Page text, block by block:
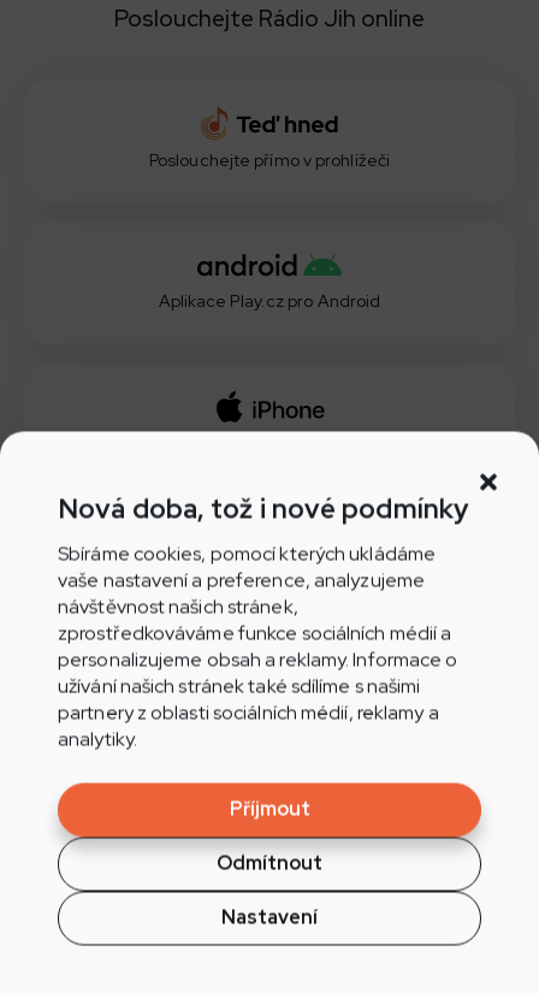
Nová doba, tož i nové podmínky
Sbíráme cookies, pomocí kterých ukládáme
vaše nastavení a preference, analyzujeme
návštěvnost našich stránek,
zprostředkováváme funkce sociálních médií a
personalizujeme obsah a reklamy. Informace o
užívání našich stránek také sdílíme s našimi
partnery z oblasti sociálních médií, reklamy a
analytiky.
Příjmout
Odmítnout
Nastavení
Poslouchejte Rádio Jih online
Poslouchejte přímo v prohlížeči
Aplikace Play.cz pro Android
Nepřehlédněte
Medovce za 80.000 Kč vyhrála
Iva z Tvarožné Lhoty
Novinka